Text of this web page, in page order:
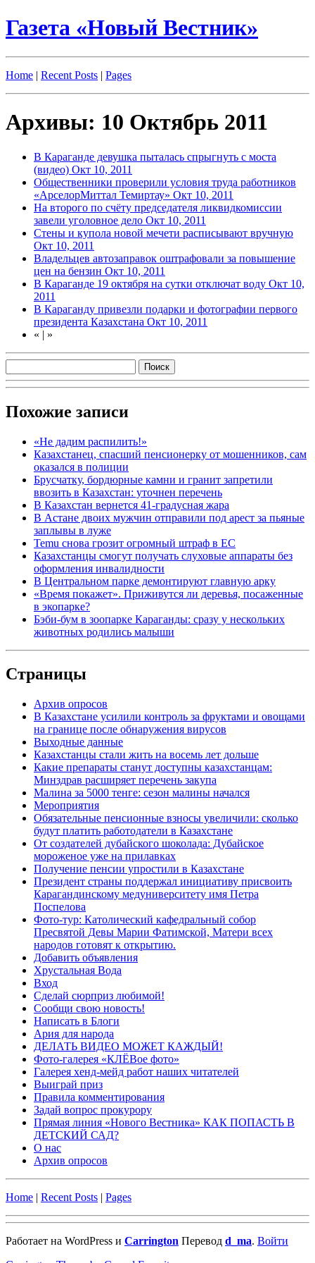
Газета «Новый Вестник»
Home | Recent Posts | Pages
Архивы: 10 Октябрь 2011
В Караганде девушка пыталась спрыгнуть с моста
(видео) Окт 10, 2011
Общественники проверили условия труда работников
«АрселорМиттал Темиртау» Окт 10, 2011
На второго по счёту председателя ликвидкомиссии
завели уголовное дело Окт 10, 2011
Стены и купола новой мечети расписывают вручную
Окт 10, 2011
Владельцев автозаправок оштрафовали за повышение
цен на бензин Окт 10, 2011
В Караганде 19 октября на сутки отключат воду Окт 10,
2011
В Караганду привезли подарки и фотографии первого
президента Казахстана Окт 10, 2011
« | »
Похожие записи
«Не дадим распилить!»
Казахстанец, спасший пенсионерку от мошенников, сам
оказался в полиции
Брусчатку, бордюрные камни и гранит запретили
ввозить в Казахстан: уточнен перечень
В Казахстан вернется 41-градусная жара
В Астане двоих мужчин отправили под арест за пьяные
заплывы в луже
Temu снова грозит огромный штраф в ЕС
Казахстанцы смогут получать слуховые аппараты без
оформления инвалидности
В Центральном парке демонтируют главную арку
«Время покажет». Приживутся ли деревья, посаженные
в экопарке?
Бэби-бум в зоопарке Караганды: сразу у нескольких
животных родились малыши
Страницы
Архив опросов
В Казахстане усилили контроль за фруктами и овощами
на границе после обнаружения вирусов
Выходные данные
Казахстанцы стали жить на восемь лет дольше
Какие препараты станут доступны казахстанцам:
Минздрав расширяет перечень закупа
Малина за 5000 тенге: сезон малины начался
Мероприятия
Обязательные пенсионные взносы увеличили: сколько
будут платить работодатели в Казахстане
От создателей дубайского шоколада: Дубайское
мороженое уже на прилавках
Получение пенсии упростили в Казахстане
Президент страны поддержал инициативу присвоить
Карагандинскому медуниверситету имя Петра
Поспелова
Фото-тур: Католический кафедральный собор
Пресвятой Девы Марии Фатимской, Матери всех
народов готовят к открытию.
Добавить объявления
Хрустальная Вода
Вход
Сделай сюрприз любимой!
Сообщи свою новость!
Написать в Блоги
Ария для народа
ДЕЛАТЬ ВИДЕО МОЖЕТ КАЖДЫЙ!
Фото-галерея «КЛЁВое фото»
Галерея хенд-мейд работ наших читателей
Выиграй приз
Правила комментирования
Задай вопрос прокурору
Прямая линия «Нового Вестника» КАК ПОПАСТЬ В
ДЕТСКИЙ САД?
О нас
Архив опросов
Home | Recent Posts | Pages
Работает на WordPress и Carrington Перевод d_ma. Войти